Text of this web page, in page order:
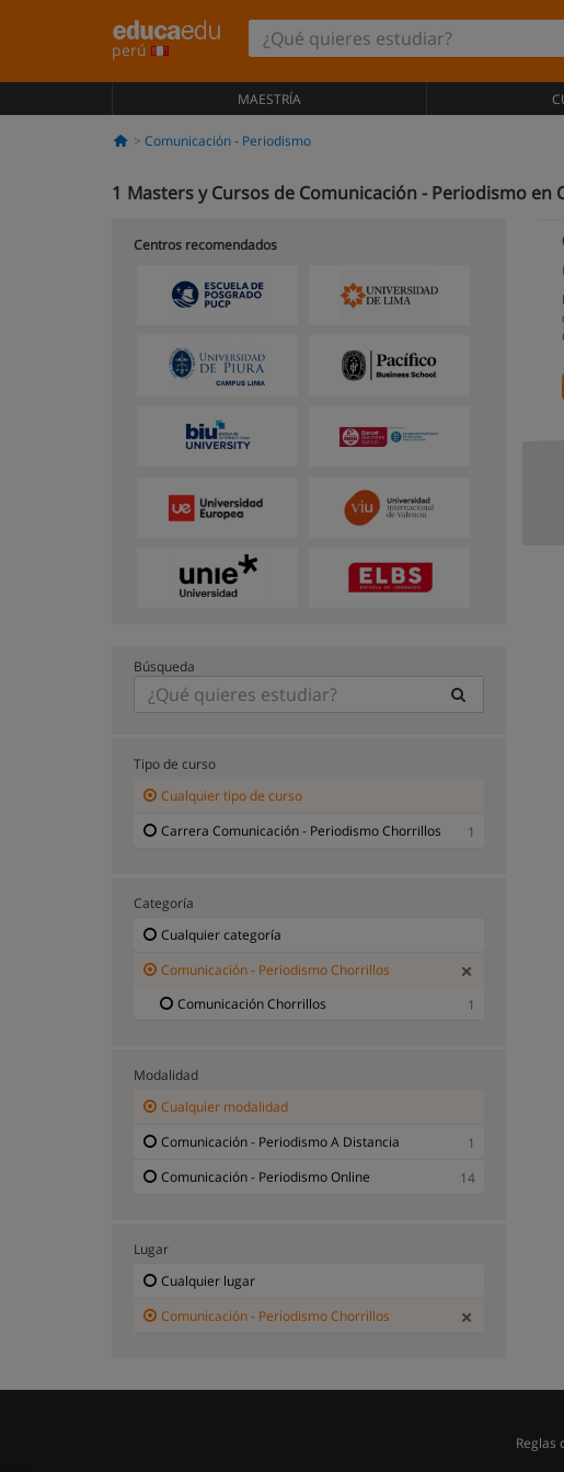
perú
MAESTRÍA
Comunicación - Periodismo
1 Masters y Cursos de Comunicación - Periodismo en
Centros recomendados
Búsqueda
Tipo de curso
Cualquier tipo de curso
Carrera Comunicación - Periodismo Chorrillos
1
Categoría
Cualquier categoría
Comunicación - Periodismo Chorrillos
Comunicación Chorrillos
1
Modalidad
Cualquier modalidad
Comunicación - Periodismo A Distancia
1
Comunicación - Periodismo Online
14
Lugar
Cualquier lugar
Comunicación - Periodismo Chorrillos
Reglas